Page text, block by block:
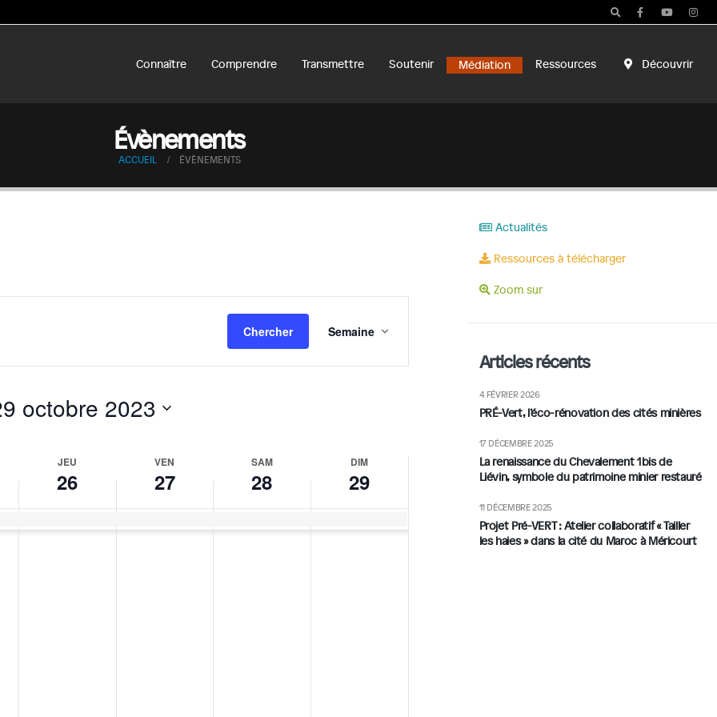
Connaître Comprendre Transmettre Soutenir Médiation Ressources Découvrir
Évènements
ACCUEIL ÉVÈNEMENTS
Chercher
de
vues
Semaine
octobre 2023
JEU
26
VEN
27
SAM
28
DIM
29
Actualités
Ressources à télécharger
Zoom sur
Articles récents
PRÉ-Vert, l’éco-rénovation des cités minières
4 FÉVRIER 2026
La renaissance du Chevalement 1bis de
Liévin, symbole du patrimoine minier restauré
17 DÉCEMBRE 2025
Projet Pré-VERT : Atelier collaboratif « Tailler
les haies » dans la cité du Maroc à Méricourt
11 DÉCEMBRE 2025